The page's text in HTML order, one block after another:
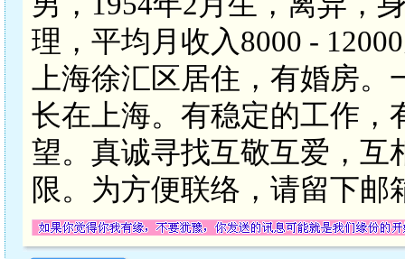
理，平均月收入8000 -
上海徐汇区居住，有婚房
长在上海。有稳定的工作，
望。真诚寻找互敬互爱，互
限。为方便联络，请留下邮